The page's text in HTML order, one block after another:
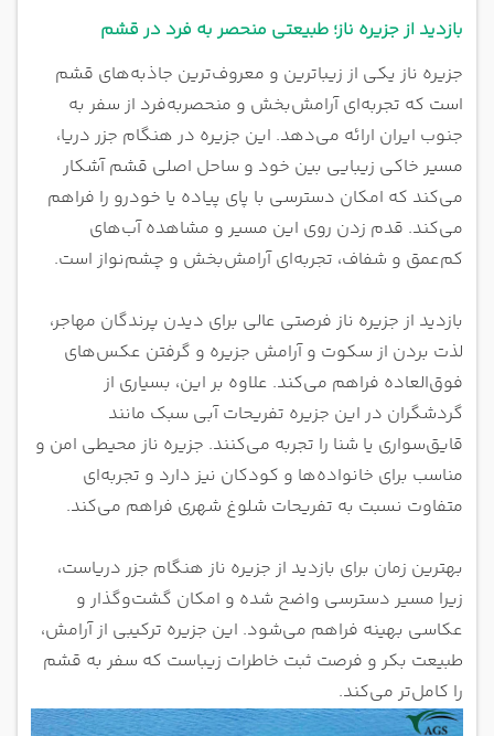
بازدید از جزیره ناز؛ طبیعتی منحصر به فرد در قشم
جزیره ناز یکی از زیباترین و معروف‌ترین جاذبه‌های قشم
است که تجربه‌ای آرامش‌بخش و منحصربه‌فرد از سفر به
جنوب ایران ارائه می‌دهد. این جزیره در هنگام جزر دریا،
مسیر خاکی زیبایی بین خود و ساحل اصلی قشم آشکار
می‌کند که امکان دسترسی با پای پیاده یا خودرو را فراهم
می‌کند. قدم زدن روی این مسیر و مشاهده آب‌های
کم‌عمق و شفاف، تجربه‌ای آرامش‌بخش و چشم‌نواز است.
بازدید از جزیره ناز فرصتی عالی برای دیدن پرندگان مهاجر،
لذت بردن از سکوت و آرامش جزیره و گرفتن عکس‌های
فوق‌العاده فراهم می‌کند. علاوه بر این، بسیاری از
گردشگران در این جزیره تفریحات آبی سبک مانند
قایق‌سواری یا شنا را تجربه می‌کنند. جزیره ناز محیطی امن و
مناسب برای خانواده‌ها و کودکان نیز دارد و تجربه‌ای
متفاوت نسبت به تفریحات شلوغ شهری فراهم می‌کند.
بهترین زمان برای بازدید از جزیره ناز هنگام جزر دریاست،
زیرا مسیر دسترسی واضح شده و امکان گشت‌وگذار و
عکاسی بهینه فراهم می‌شود. این جزیره ترکیبی از آرامش،
طبیعت بکر و فرصت ثبت خاطرات زیباست که سفر به قشم
را کامل‌تر می‌کند.